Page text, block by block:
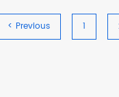
الأجزاء وفقًا لمواصفات
محددة.
< Previous 1